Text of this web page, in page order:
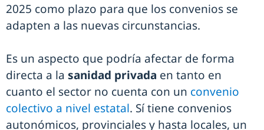
2025 como plazo para que los convenios se
adapten a las nuevas circunstancias.
Es un aspecto que podría afectar de forma
directa a la sanidad privada en tanto en
cuanto el sector no cuenta con un convenio
colectivo a nivel estatal. Sí tiene convenios
autonómicos, provinciales y hasta locales, un